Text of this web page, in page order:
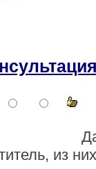
из